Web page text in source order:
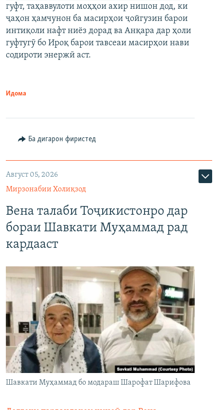
гуфт, таҳаввулоти моҳҳои ахир нишон дод, ки
ҷаҳон ҳамчунон ба масирҳои ҷойгузин барои
интиқоли нафт ниёз дорад ва Анқара дар ҳоли
гуфтугӯ бо Ироқ барои тавсеаи масирҳои нави
содироти энержӣ аст.
Идома
Ба дигарон фиристед
Август 05, 2026
Мирзонабии Холиқзод
Вена талаби Тоҷикистонро дар
бораи Шавкати Муҳаммад рад
кардааст
Шавкати Муҳаммад бо модараш Шарофат Шарифова